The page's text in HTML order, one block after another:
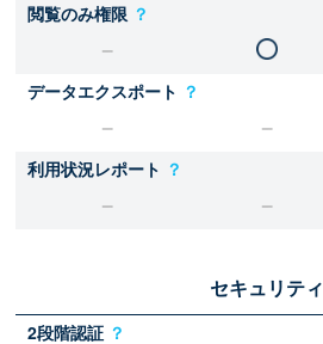
閲覧のみ権限 ？
データエクスポート ？
利用状況レポート ？
セキュリティ
2段階認証 ？